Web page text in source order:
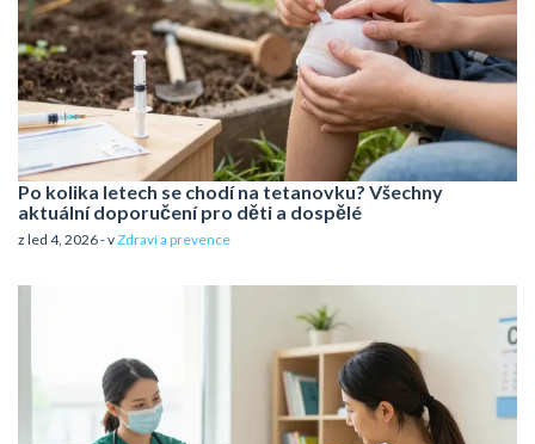
Po kolika letech se chodí na tetanovku? Všechny
aktuální doporučení pro děti a dospělé
z led 4, 2026 - vZdraví a prevence